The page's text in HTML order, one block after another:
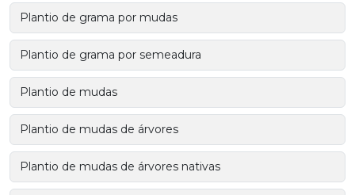
Plantio de grama por mudas
Plantio de grama por semeadura
Plantio de mudas
Plantio de mudas de árvores
Plantio de mudas de árvores nativas